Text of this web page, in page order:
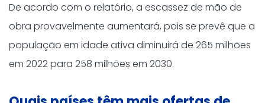
De acordo com o relatório, a escassez de mão de
obra provavelmente aumentará, pois se prevê que a
população em idade ativa diminuirá de 265 milhões
em 2022 para 258 milhões em 2030.